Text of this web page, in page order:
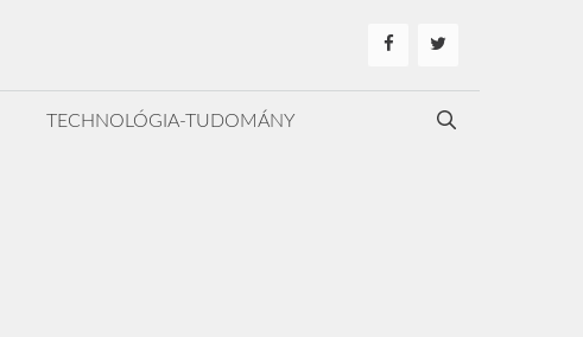
TECHNOLÓGIA-TUDOMÁNY